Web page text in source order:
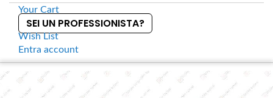
Your Cart
SEI UN PROFESSIONISTA?
Wish List
Entra account
S
Home Foglie di riso tonde per involtini
S
k